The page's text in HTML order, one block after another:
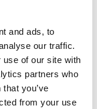
and ads, to
our traffic.
use of our site with
partners who
you’ve
from your use
og
løftet den
end